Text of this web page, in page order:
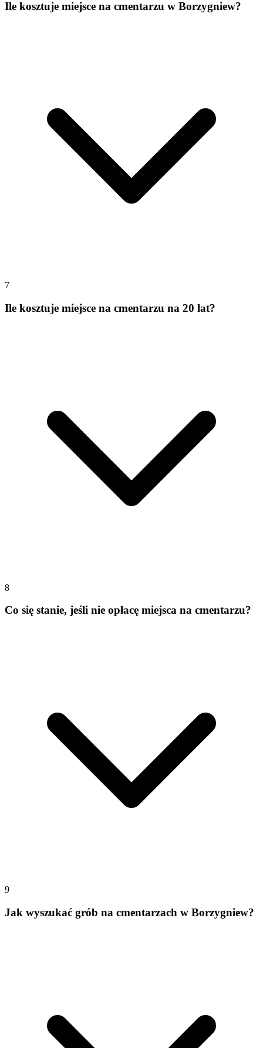
Ile kosztuje miejsce na cmentarzu w Borzygniew?
7
Ile kosztuje miejsce na cmentarzu na 20 lat?
8
Co się stanie, jeśli nie opłacę miejsca na cmentarzu?
9
Jak wyszukać grób na cmentarzach w Borzygniew?